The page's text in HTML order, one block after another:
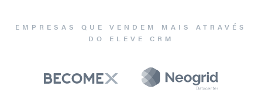
EMPRESAS QUE VENDEM MAIS ATRAVÉS
DO ELEVE CRM